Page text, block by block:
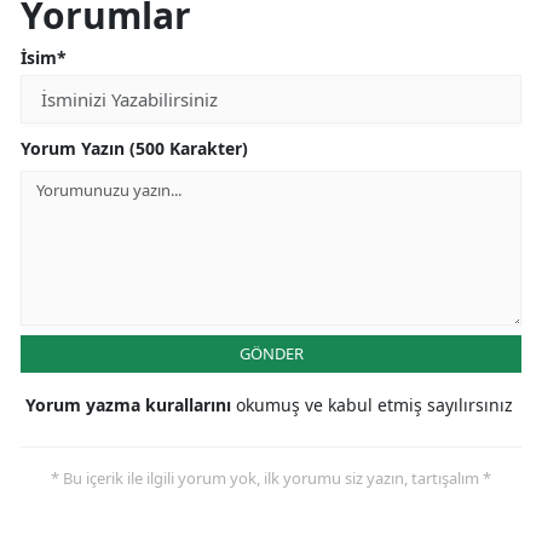
Yorumlar
İsim*
Yorum Yazın (500 Karakter)
GÖNDER
Yorum yazma kurallarını okumuş ve kabul etmiş sayılırsınız
* Bu içerik ile ilgili yorum yok, ilk yorumu siz yazın, tartışalım *